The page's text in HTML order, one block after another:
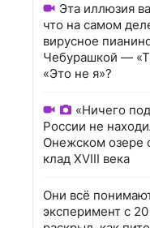
Эта иллюзия
что на самом
вирусное
Чебурашкой —
«Это не я»?
«Ничего
России не
Онежском озере
клад XVIII века
Они всё
эксперимент с